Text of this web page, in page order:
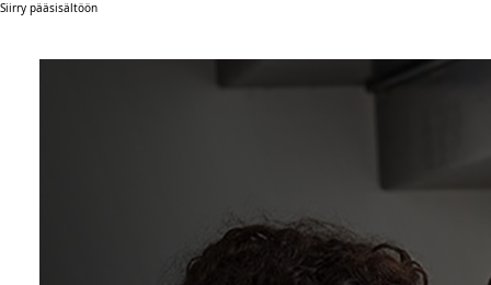
Siirry pääsisältöön